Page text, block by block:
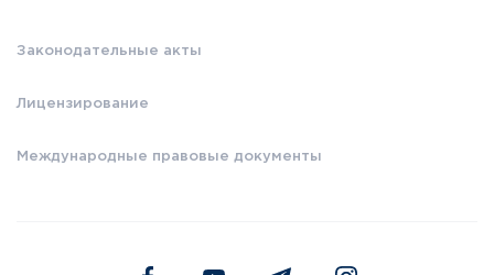
Законодательные акты
Лицензирование
Международные правовые документы